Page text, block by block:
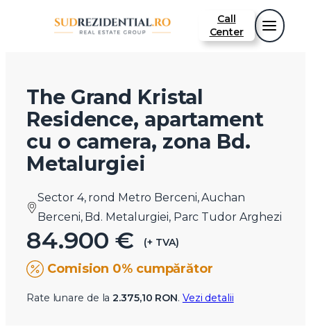
Call
Center
The Grand Kristal
Residence, apartament
cu o camera, zona Bd.
Metalurgiei
Sector 4, rond Metro Berceni, Auchan
Berceni, Bd. Metalurgiei, Parc Tudor Arghezi
84.900 € (+ TVA)
Comision 0% cumpărător
Rate lunare de la2.375,10 RON. Vezi detalii